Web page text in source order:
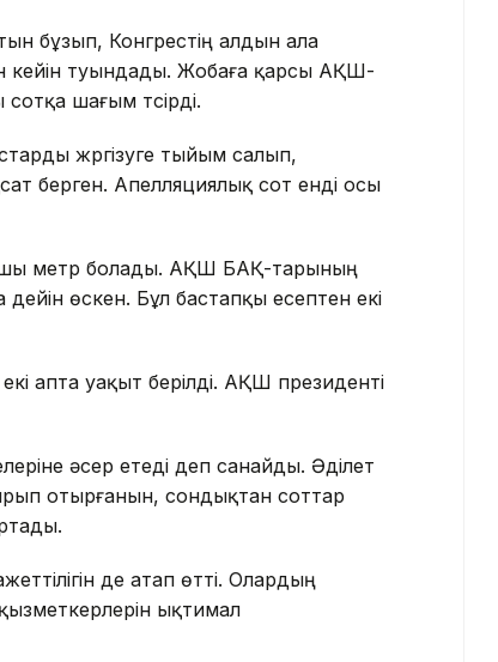
бұзып, Конгрестің алдын ала
кейін туындады. Жобаға қарсы АҚШ-
шағым түсірді.
жүргізуге тыйым салып,
берген. Апелляциялық сот енді осы
метр болады. АҚШ БАҚ-тарының
өскен. Бұл бастапқы есептен екі
апта уақыт берілді. АҚШ президенті
әсер етеді деп санайды. Әділет
отырғанын, сондықтан соттар
де атап өтті. Олардың
ықтимал